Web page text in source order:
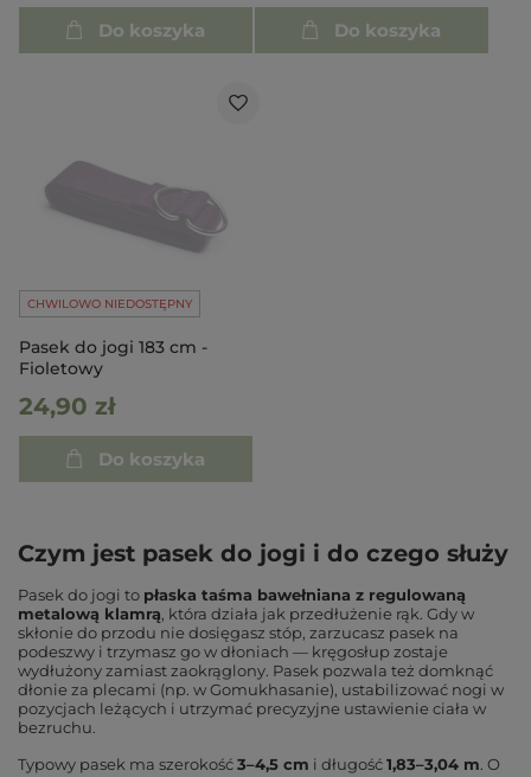
Do koszyka Do koszyka
CHWILOWO NIEDOSTĘPNY
Pasek do jogi 183 cm -
Fioletowy
24,90 zł
Do koszyka
Czym jest pasek do jogi i do czego służy
Pasek do jogi to płaska taśma bawełniana z regulowaną
metalową klamrą, która działa jak przedłużenie rąk. Gdy w
skłonie do przodu nie dosięgasz stóp, zarzucasz pasek na
podeszwy i trzymasz go w dłoniach — kręgosłup zostaje
wydłużony zamiast zaokrąglony. Pasek pozwala też domknąć
dłonie za plecami (np. w Gomukhasanie), ustabilizować nogi w
pozycjach leżących i utrzymać precyzyjne ustawienie ciała w
bezruchu.
Typowy pasek ma szerokość3–4,5 cm i długość1,83–3,04 m. O